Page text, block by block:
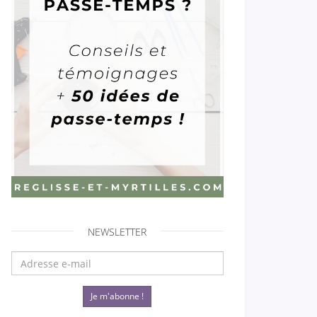
NEWSLETTER
Je m'abonne !